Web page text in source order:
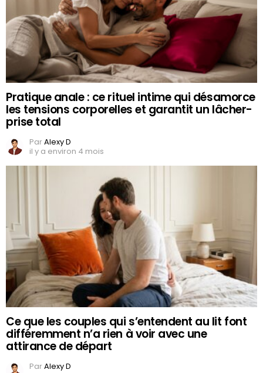
Pratique anale : ce rituel intime qui désamorce
les tensions corporelles et garantit un lâcher-
prise total
ParAlexy D
il y a environ 4 mois
Ce que les couples qui s’entendent au lit font
différemment n’a rien à voir avec une
attirance de départ
ParAlexy D